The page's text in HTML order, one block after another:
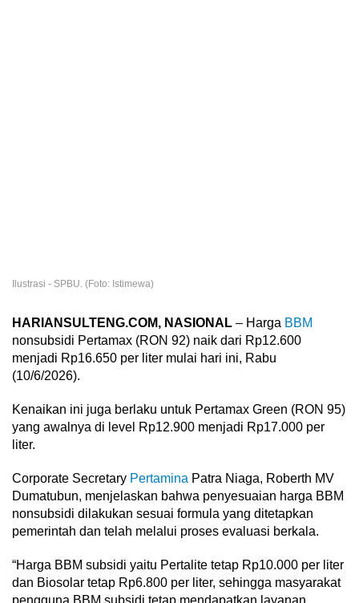
Ilustrasi - SPBU. (Foto: Istimewa)
HARIANSULTENG.COM, NASIONAL – Harga BBM
nonsubsidi Pertamax (RON 92) naik dari Rp12.600
menjadi Rp16.650 per liter mulai hari ini, Rabu
(10/6/2026).
Kenaikan ini juga berlaku untuk Pertamax Green (RON 95)
yang awalnya di level Rp12.900 menjadi Rp17.000 per
liter.
Corporate Secretary Pertamina Patra Niaga, Roberth MV
Dumatubun, menjelaskan bahwa penyesuaian harga BBM
nonsubsidi dilakukan sesuai formula yang ditetapkan
pemerintah dan telah melalui proses evaluasi berkala.
“Harga BBM subsidi yaitu Pertalite tetap Rp10.000 per liter
dan Biosolar tetap Rp6.800 per liter, sehingga masyarakat
pengguna BBM subsidi tetap mendapatkan layanan